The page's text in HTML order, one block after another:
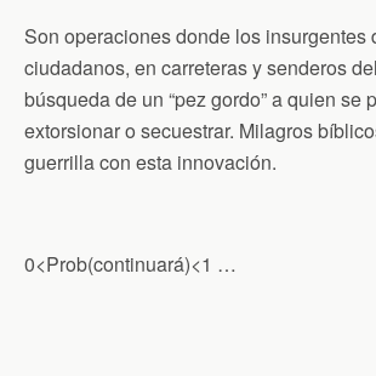
Son operaciones donde los insurgentes
ciudadanos, en carreteras y senderos
búsqueda de un “pez gordo” a quien se
extorsionar o secuestrar. Milagros
guerrilla con esta innovación.
0<Prob(continuará)<1 …